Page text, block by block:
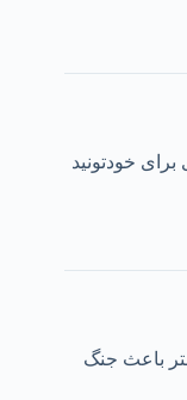
برای خودتونید
باعث جنگ